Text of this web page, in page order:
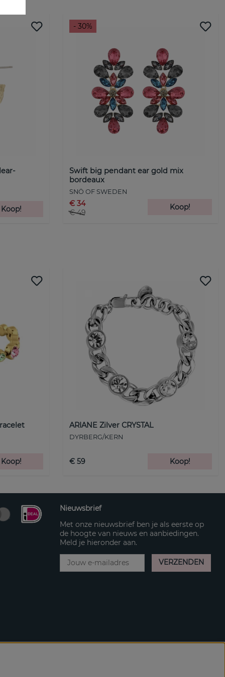
Koop!
- 30%
Swift big pendant ear gold mix
bordeaux
SNÖ OF SWEDEN
€ 34
€ 49
Koop!
Koop!
ARIANE Zilver CRYSTAL
DYRBERG/KERN
€ 59 Koop!
Nieuwsbrief
Met onze nieuwsbrief ben je als eerste op
de hoogte van nieuws en aanbiedingen.
Meld je hieronder aan.
VERZENDEN